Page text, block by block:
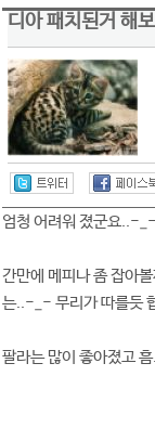
디아 패치된거 해
엄청 어려워 졌군요..-
간만에 메피나 좀 잡아
는..-_- 무리가 따를듯
팔라는 많이 좋아졌고